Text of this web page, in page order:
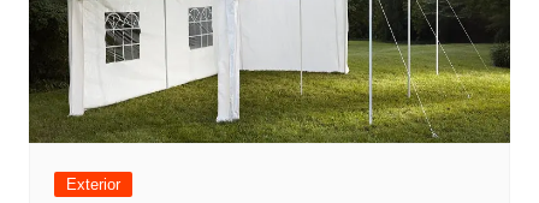
Exterior